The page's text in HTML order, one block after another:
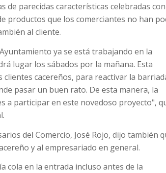
de parecidas características celebradas con
productos que los comerciantes no han
al cliente.
ya se está trabajando en la
lugar los sábados por la mañana. Esta
cacereños, para reactivar la
pasar un buen rato. De esta manera, la
a participar en este novedoso proyecto",
del Comercio, José Rojo, dijo también
y al empresariado en general.
cola en la entrada incluso antes de la